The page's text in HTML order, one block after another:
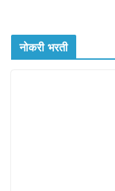
नोकरी भरती